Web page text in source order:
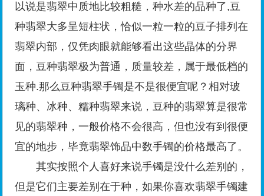
以说是翡翠中质地比较粗糙，种水差的品种了,豆
种翡翠大多呈短柱状，恰似一粒一粒的豆子排列在
翡翠内部，仅凭肉眼就能够看出这些晶体的分界
面，豆种翡翠极为普通，质量较差，属于最低档的
玉种.那么豆种翡翠手镯是不是很便宜呢？相对玻
璃种、冰种、糯种翡翠来说，豆种的翡翠算是很常
见的翡翠种，一般价格不会很高，但也没有到很便
宜的地步，毕竟翡翠饰品中数手镯的价格最高了。
其实按照个人喜好来说手镯是没什么差别的，
但是它们主要差别在于种，如果你喜欢翡翠手镯建